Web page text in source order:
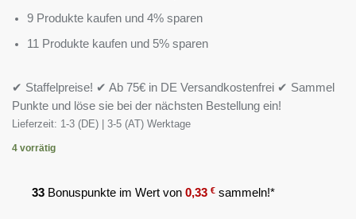
9 Produkte kaufen und 4% sparen
11 Produkte kaufen und 5% sparen
✔ Staffelpreise! ✔ Ab 75€ in DE Versandkostenfrei ✔ Sammel
Punkte und löse sie bei der nächsten Bestellung ein!
Lieferzeit: 1-3 (DE) | 3-5 (AT) Werktage
4 vorrätig
33 Bonuspunkte im Wert von 0,33 € sammeln!*